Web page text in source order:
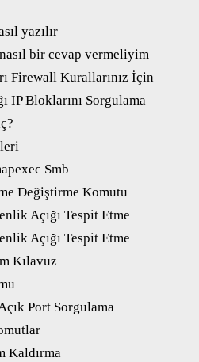
yazılır
bir cevap vermeliyim
Firewall Kurallarınız İçin
IP Bloklarını Sorgulama
Smb
Değiştirme Komutu
Açığı Tespit Etme
Açığı Tespit Etme
Kılavuz
Port Sorgulama
Kaldırma